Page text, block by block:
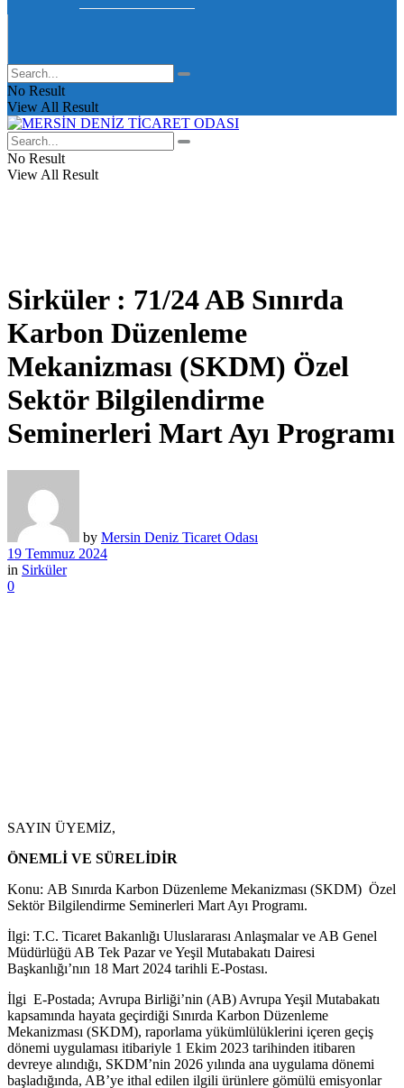
No Result
View All Result
No Result
View All Result
Sirküler : 71/24 AB Sınırda
Karbon Düzenleme
Mekanizması (SKDM) Özel
Sektör Bilgilendirme
Seminerleri Mart Ayı Programı
by Mersin Deniz Ticaret Odası
19 Temmuz 2024
in Sirküler
0
SAYIN ÜYEMİZ,
ÖNEMLİ VE SÜRELİDİR
Konu: AB Sınırda Karbon Düzenleme Mekanizması (SKDM) Özel
Sektör Bilgilendirme Seminerleri Mart Ayı Programı.
İlgi: T.C. Ticaret Bakanlığı Uluslararası Anlaşmalar ve AB Genel
Müdürlüğü AB Tek Pazar ve Yeşil Mutabakatı Dairesi
Başkanlığı’nın 18 Mart 2024 tarihli E-Postası.
İlgi E-Postada; Avrupa Birliği’nin (AB) Avrupa Yeşil Mutabakatı
kapsamında hayata geçirdiği Sınırda Karbon Düzenleme
Mekanizması (SKDM), raporlama yükümlülüklerini içeren geçiş
dönemi uygulaması itibariyle 1 Ekim 2023 tarihinden itibaren
devreye alındığı, SKDM’nin 2026 yılında ana uygulama dönemi
başladığında, AB’ye ithal edilen ilgili ürünlere gömülü emisyonlar